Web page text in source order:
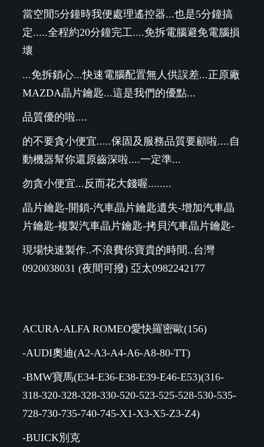
當空閒5分鐘時我便處理遙控器...也是5分鐘搞
定.....全程約20分鐘完工....免拆電腦避免電腦損
壞
...免拆鎖心...快速電腦配置無人供誤差...正原廠
MAZDA晶片鑰匙...這是我們的優點...
品質優的啦....
的不要貪小便宜.....保固及服務品質要顧啦....自
動機器幫你還原齒深啦....一定準...
勿貪小便宜...反而花大錢喔........
晶片鑰匙-開鎖-汽車晶片鑰匙遺失-增加汽車晶
片鑰匙-複製汽車晶片鑰匙-拷貝汽車晶片鑰匙-
現場快速製作..不浪費你寶貴的時間..台灣
0920038031 (夜間可撥) 亞太0982242177
ACURA-ALFA ROMEO愛快羅密歐(156)
-AUDI奧迪(A2-A3-A4-A6-A8-80-TT)
-BMW寶馬(E34-E36-E38-E39-E46-E53)(316-
318-320-328-328-330-520-523-525-528-530-535-
728-730-735-740-745-X1-X3-X5-Z3-Z4)
-BUICK別克